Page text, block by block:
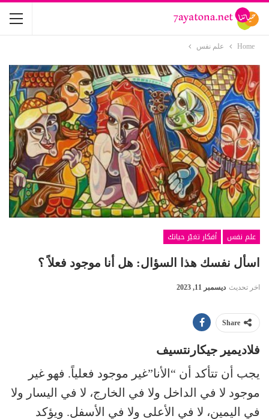
Home علم نفس
علم نفس
أفكار تغيّر حياتك
اسأل نفسك هذا السؤال: هل أنا موجود فعلاً ؟
اخر تحديث ديسمبر 11, 2023
Share
فلاديمير جيكارنتسيف
يجب أن تتأكد أن “الأنا”غير موجود فعلياً. فهو غير
موجود لا في الداخل ولا في الخارج، لا في اليسار ولا
في اليمين، لا في الأعلى ولا في الأسفل. ويؤكد